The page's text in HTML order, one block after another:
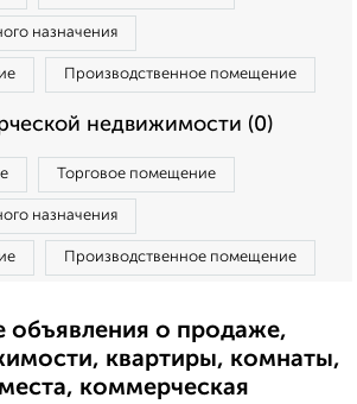
назначения
Производственное помещение
недвижимости (0)
Торговое помещение
назначения
Производственное помещение
объявления о продаже,
квартиры, комнаты,
коммерческая